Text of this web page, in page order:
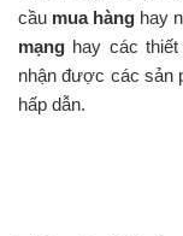
cầu mua hàng hay
mạng hay các
nhận được các sản
hấp dẫn.